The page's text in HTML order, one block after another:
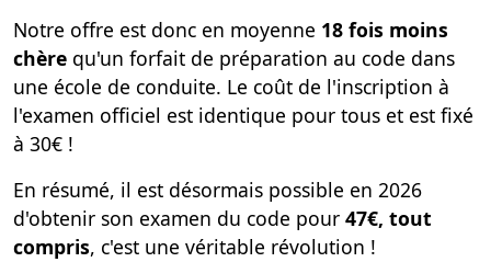
Notre offre est donc en moyenne 18 fois moins
chère qu'un forfait de préparation au code dans
une école de conduite. Le coût de l'inscription à
l'examen officiel est identique pour tous et est fixé
à 30€ !
En résumé, il est désormais possible en 2026
d'obtenir son examen du code pour 47€, tout
compris, c'est une véritable révolution !